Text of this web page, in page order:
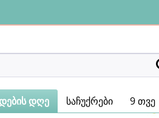
დღე საჩუქრები 9 თვე